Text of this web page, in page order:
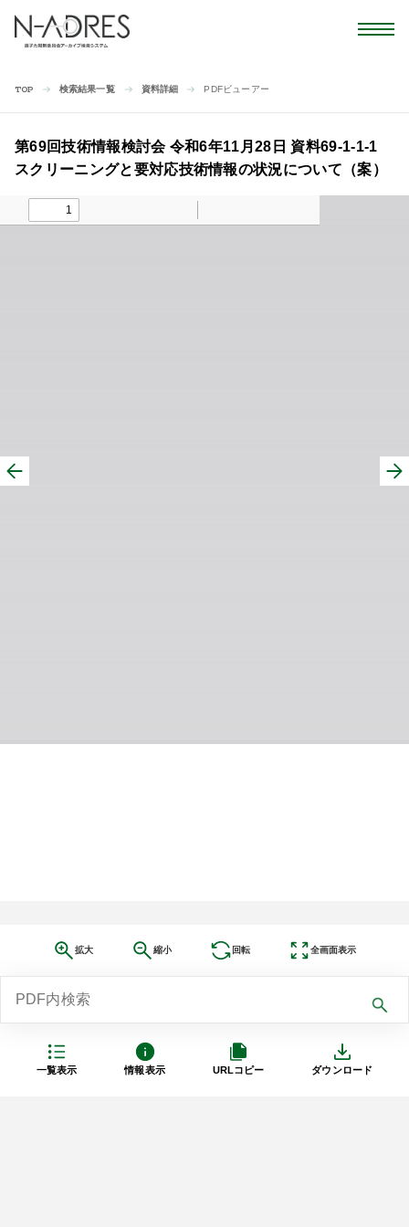
TOP 検索結果一覧 資料詳細 PDFビューアー
一覧表示 情報表示 URLコピー ダウンロード
第69回技術情報検討会 令和6年11月28日 資料69-1-1-1
スクリーニングと要対応技術情報の状況について（案）
拡大 縮小 回転 全画面表示